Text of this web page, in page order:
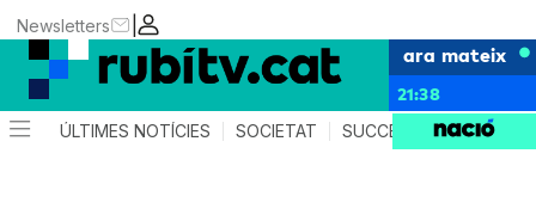
|
Newsletters
ara mateix
21:38
ÚLTIMES NOTÍCIES SOCIETAT SUCCESSOS